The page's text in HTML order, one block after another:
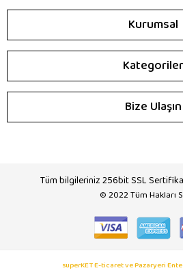
Kurumsal
Kategoriler
Bize Ulaşın
Tüm bilgileriniz 256bit SSL
© 2022Tüm Hakları
superKET E-ticaret ve Pazaryeri